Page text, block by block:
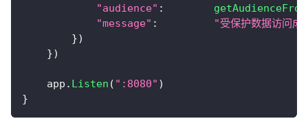
"audience" :
"message" :
"受保护数据访问成
})
})
    app
. Listen ( ":8080" )
}